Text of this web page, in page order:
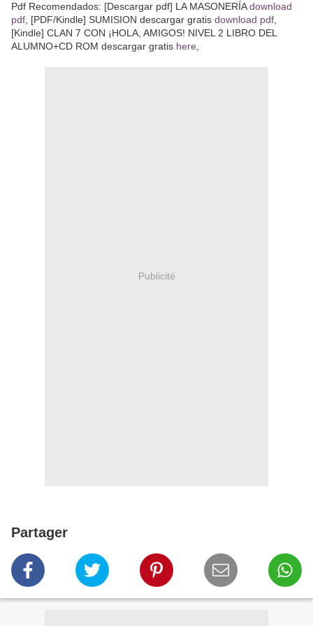
Pdf Recomendados: [Descargar pdf] LA MASONERÍAdownload
pdf , [PDF/Kindle] SUMISION descargar gratis download pdf
[Kindle] CLAN 7 CON ¡HOLA, AMIGOS! NIVEL 2 LIBRO DEL
ALUMNO+CD ROM descargar gratis here
Publicité
Partager